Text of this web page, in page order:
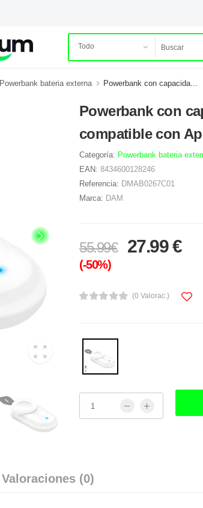
Powerbank bateria externa Powerbank con capacida...
Powerbank con
compatible con
Categoría: Powerbank bateria
EAN: 8434600128246
Referencia: DMAB0267C01
Marca: DAM
55.99€ 27.99 €
(-50%)
(0 Valorac.)
Valoraciones (0)